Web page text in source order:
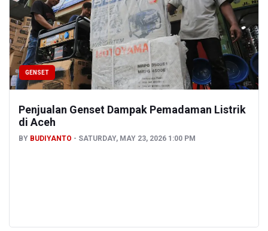
GENSET
Penjualan Genset Dampak Pemadaman Listrik
di Aceh
BY BUDIYANTO SATURDAY, MAY 23, 2026 1:00 PM